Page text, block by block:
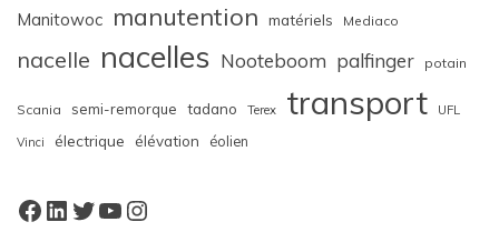
Manitowoc manutention matériels Mediaco
nacelle nacelles Nooteboom palfinger potain
Scania semi-remorque tadano Terex transport UFL
Vinci électrique élévation éolien
Facebook
LinkedIn
Twitter
YouTube
Instagram